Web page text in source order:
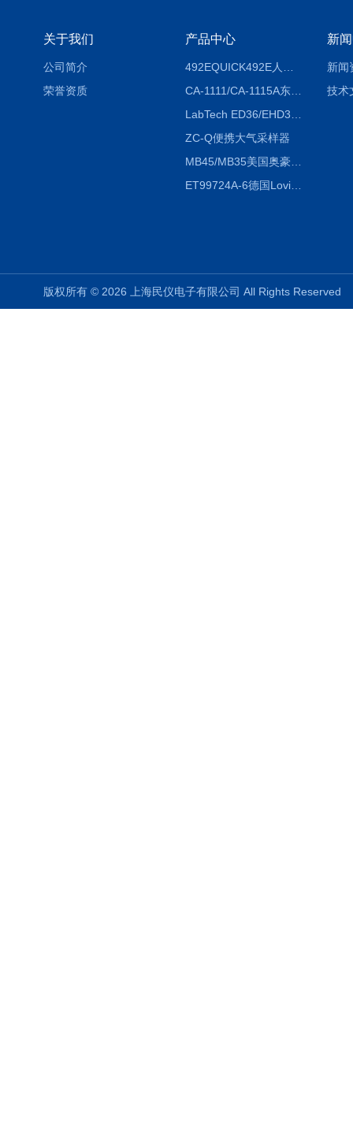
关于我们
公司简介
荣誉资质
产品中心
CA-1111/CA-1115A东京理化EYELA CA-1111/CA-1115A冷却水循环装置
ZC-Q便携大气采样器
MB45/MB35美国奥豪斯OHAUS MB45/MB35卤素红外水分测定仪
ET99724A-6德国Lovibond ET99724A-6微电脑BOD测定仪
新
新闻
技术
版权所有 © 2026 上海民仪电子有限公司 All Rights